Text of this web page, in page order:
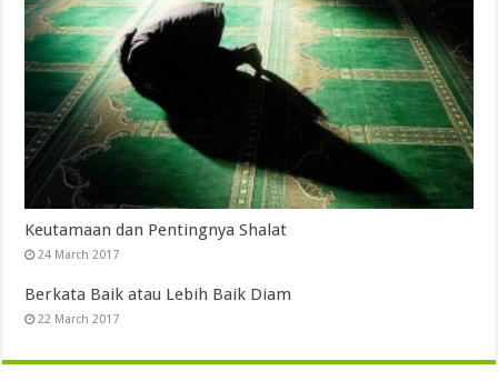
Keutamaan dan Pentingnya Shalat
24 March 2017
Berkata Baik atau Lebih Baik Diam
22 March 2017